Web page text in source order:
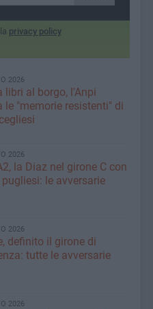
privacy policy
2026
libri al borgo, l'Anpi
le "memorie resistenti" di
2026
la Diaz nel girone C con
le avversarie
2026
definito il girone di
tutte le avversarie
2026